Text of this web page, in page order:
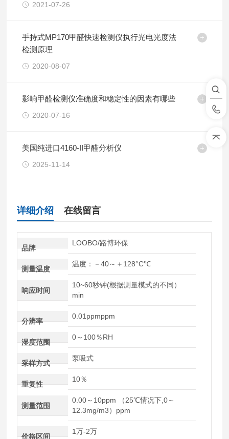
2021-07-26
手持式MP170甲醛快速检测仪执行光电光度法
检测原理
2020-08-07
影响甲醛检测仪准确度和稳定性的因素有哪些
2020-07-16
美国纯进口4160-II甲醛分析仪
2025-11-14
详细介绍 在线留言
品牌
LOOBO/路博环保
测量温度
温度：－40～＋128°C℃
响应时间
10~60秒钟(根据测量模式的不同）
min
分辨率
0.01ppmppm
湿度范围
0～100％RH
采样方式
泵吸式
重复性
10％
测量范围
0.00～10ppm （25℃情况下,0～
12.3mg/m3）ppm
价格区间
1万-2万